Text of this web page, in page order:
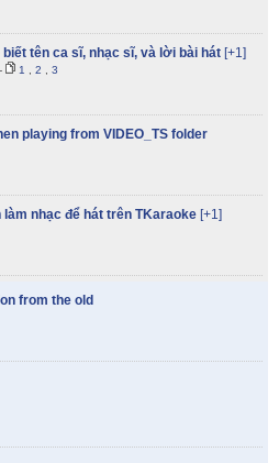
tên ca sĩ, nhạc sĩ, và lời bài hát [+1]
- 1 2 3
playing from VIDEO_TS folder
nhạc để hát trên TKaraoke [+1]
from the old